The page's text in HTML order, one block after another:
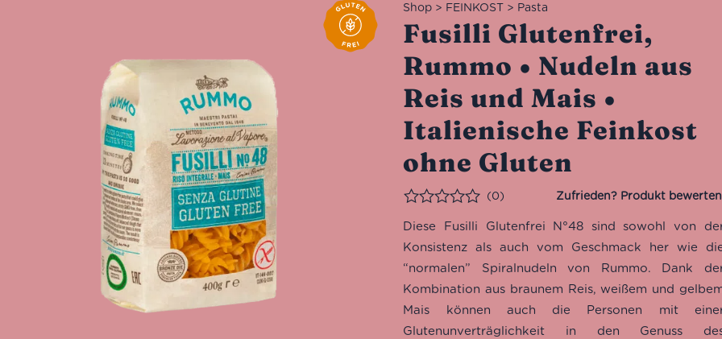
Shop > FEINKOST > Pasta
Fusilli Glutenfrei,
Rummo • Nudeln aus
Reis und Mais •
Italienische Feinkost
ohne Gluten
(0)
Diese Fusilli Glutenfrei N°48 sind sowohl von
Konsistenz als auch vom Geschmack her wie
“normalen” Spiralnudeln von Rummo. Dank
Kombination aus braunem Reis, weißem und
Mais können auch die Personen mit
Glutenunverträglichkeit in den Genuss